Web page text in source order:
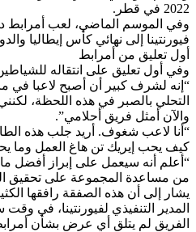
2022 في قطر.
وفي الموسم الماضي، لعب أمرابط
فيورنتينا إلى نهائي كأس إيطاليا
أول تعليق من أمرابط
وفي أول تعليق على انتقاله
“إنه لشرف كبير أن أصبح لاعبا في
التحلي بالصبر في هذه اللحظة،
والآن أمثل فريق أحلامي”.
“أنا لاعب شغوف. أريد جلب هذه
كيف يحب إيريك تن هاغ العمل وما
“أعلم أنه سيعمل على إبراز أفضل
من مساعدة المجموعة على تحقيق
يشار إلى أن هذه الصفقة رافقها
المدير التنفيذي لفيورنتينا، في
الفريق لم يتلق أي عرض بشأن